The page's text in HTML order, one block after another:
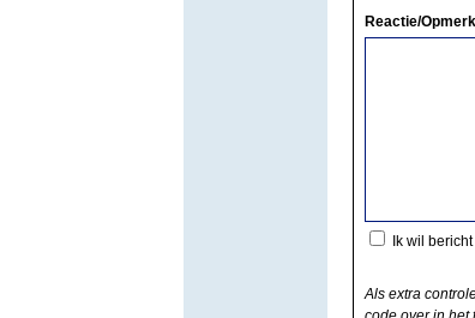
Reactie/
Ik wil
Als extra